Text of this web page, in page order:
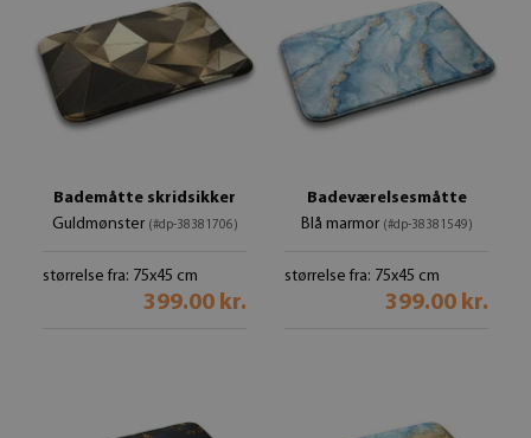
Bademåtte skridsikker
Guldmønster (#dp-38381706)
størrelse fra: 75x45 cm
399.00 kr.
Badeværelsesmåtte
Blå marmor (#dp-38381549)
størrelse fra: 75x45 cm
399.00 kr.